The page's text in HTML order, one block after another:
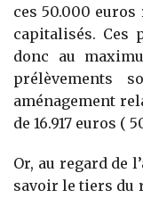
ces 50.000
capitalisés. Ces
donc au
prélèvements
aménagement
de 16.917 euros (
Or, au regard de
savoir le tiers du